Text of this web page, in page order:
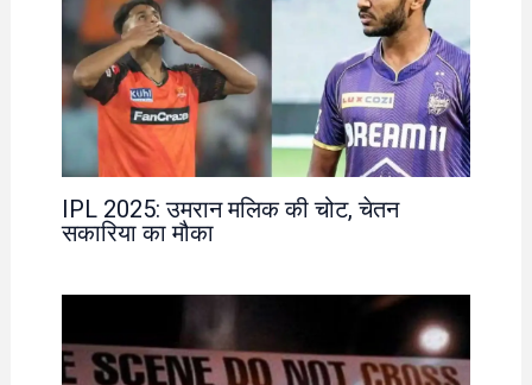
IPL 2025: उमरान मलिक की चोट, चेतन
सकारिया का मौका